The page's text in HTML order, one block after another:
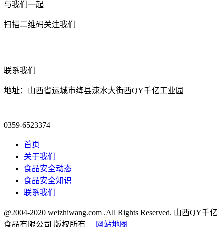
与我们一起
扫描二维码关注我们
联系我们
地址：山西省运城市绛县涑水大街西QY千亿工业园
0359-6523374
首页
关于我们
食品安全动态
食品安全知识
联系我们
@2004-2020 weizhiwang.com .All Rights Reserved. 山西QY千亿
食品有限公司 版权所有
网站地图